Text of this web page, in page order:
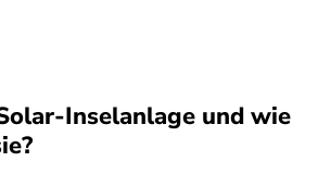
Inselanlage und wie